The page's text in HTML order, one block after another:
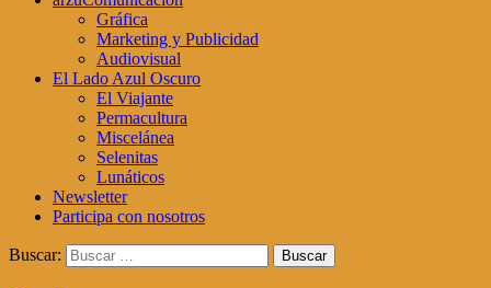
Gráfica
Marketing y Publicidad
Audiovisual
El Lado Azul Oscuro
El Viajante
Permacultura
Miscelánea
Selenitas
Lunáticos
Newsletter
Participa con nosotros
Buscar: